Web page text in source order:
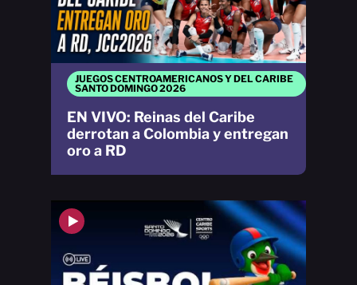
JUEGOS CENTROAMERICANOS Y DEL CARIBE
SANTO DOMINGO 2026
EN VIVO: Reinas del Caribe
derrotan a Colombia y entregan
oro a RD